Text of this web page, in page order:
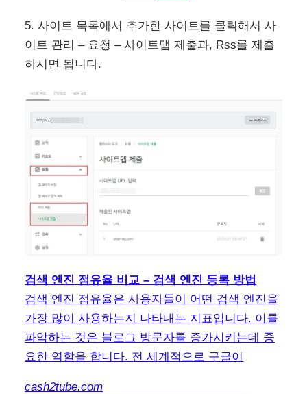
5. 사이트 목록에서 추가한 사이트를 클릭해서 사
이트 관리 – 요청 – 사이트맵 제출과, Rss를 제출
하시면 됩니다.
검색 엔진 점유율 비교 – 검색 엔진 등록 방법
검색 엔진 점유율은 사용자들이 어떤 검색 엔진을
가장 많이 사용하는지 나타내는 지표입니다. 이를
파악하는 것은 블로그 방문자를 증가시키는데 중
요한 역할을 합니다. 전 세계적으로 구글이
cash2tube.com